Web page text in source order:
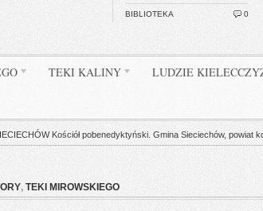
BIBLIOTEKA 0
TEKI KALINY LUDZIE
Kościół pobenedyktyński. Gmina Sieciechów, powiat
, TEKI MIROWSKIEGO